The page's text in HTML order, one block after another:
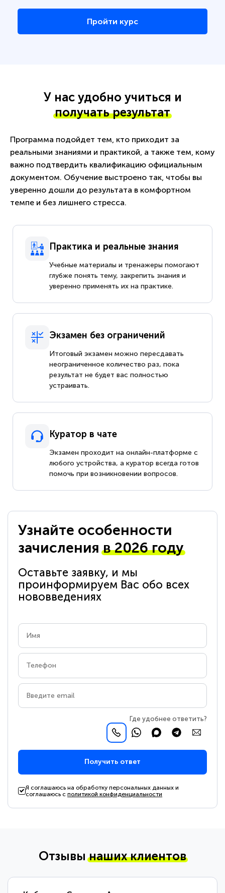
Пройти курс
У нас удобно учиться и
получать результат
Программа подойдет тем, кто приходит за
реальными знаниями и практикой, а также тем, кому
важно подтвердить квалификацию официальным
документом. Обучение выстроено так, чтобы вы
уверенно дошли до результата в комфортном
темпе и без лишнего стресса.
Практика и реальные знания
Учебные материалы и тренажеры помогают
глубже понять тему, закрепить знания и
уверенно применять их на практике.
Экзамен без ограничений
Итоговый экзамен можно пересдавать
неограниченное количество раз, пока
результат не будет вас полностью
устраивать.
Куратор в чате
Экзамен проходит на онлайн-платформе с
любого устройства, а куратор всегда готов
помочь при возникновении вопросов.
Узнайте особенности
зачисленияв 2026 году
Оставьте заявку, и мы
проинформируем Вас обо всех
нововведениях
Где удобнее ответить?
Получить ответ
Я соглашаюсь на обработку персональных данных и
соглашаюсь сполитикой конфиденциальности
Отзывынаших клиентов